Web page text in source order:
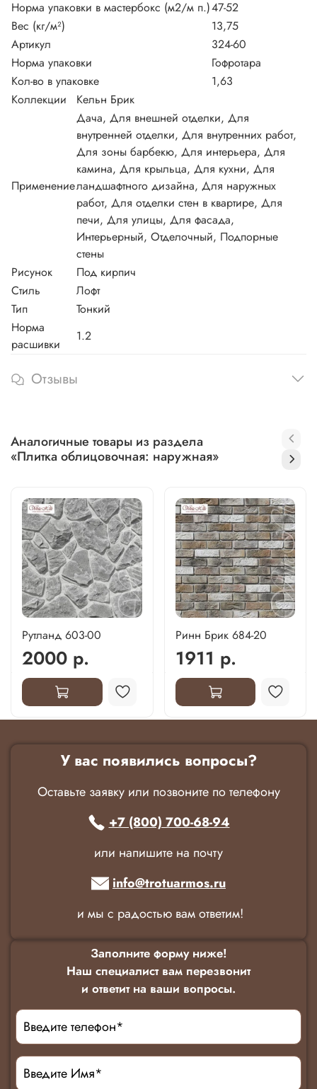
Норма упаковки в мастербокс (м2/м п.)47-52
Вес (кг/м²)
13,75
Артикул
324-60
Норма упаковки
Гофротара
Кол-во в упаковке
1,63
Коллекции
Кельн Брик
Применение
Дача, Для внешней отделки, Для
внутренней отделки, Для внутренних работ,
Для зоны барбекю, Для интерьера, Для
камина, Для крыльца, Для кухни, Для
ландшафтного дизайна, Для наружных
работ, Для отделки стен в квартире, Для
печи, Для улицы, Для фасада,
Интерьерный, Отделочный, Подпорные
стены
Рисунок
Под кирпич
Стиль
Лофт
Тип
Тонкий
Норма
расшивки
1.2
Отзывы
Аналогичные товары из раздела
«Плитка облицовочная: наружная»
Рутланд 603-00
2000 р.
Ринн Брик 684-20
1911 р.
У вас появились вопросы?
Оставьте заявку или позвоните по телефону
+7 (800) 700-68-94
или напишите на почту
info@trotuarmos.ru
и мы с радостью вам ответим!
Заполните форму ниже!
Наш специалист вам перезвонит
и ответит на ваши вопросы.